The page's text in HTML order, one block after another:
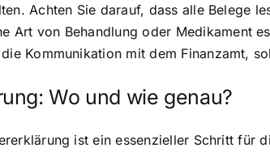
Achten Sie darauf, dass alle Belege
Art von Behandlung oder Medikament
Kommunikation mit dem Finanzamt,
Wo und wie genau?
ist ein essenzieller Schritt für